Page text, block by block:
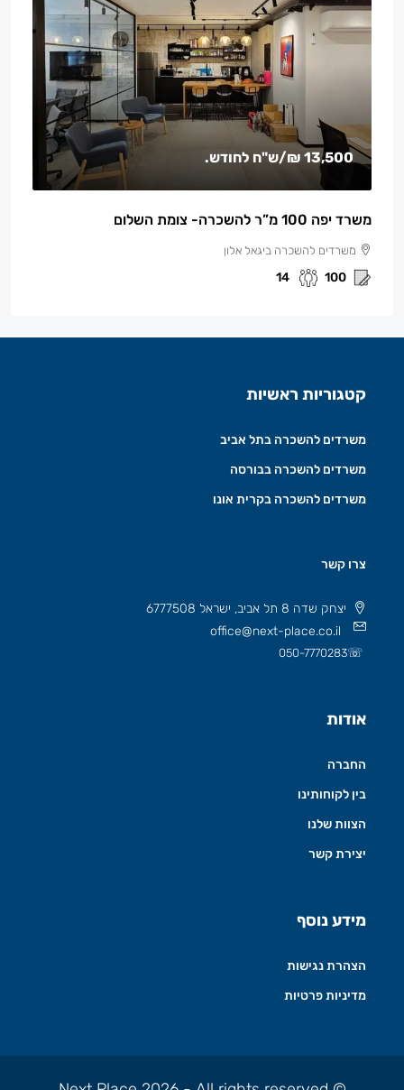
13,500 ₪ /ש"ח לחודש.
משרד יפה 100 מ”ר להשכרה- צומת השלום
משרדים להשכרה ביגאל אלון
100
14
קטגוריות ראשיות
משרדים להשכרה בתל אביב
משרדים להשכרה בבורסה
משרדים להשכרה בקרית אונו
צרו קשר
יצחק שדה 8 תל אביב, ישראל 6777508
office@next-place.co.il
☏
050-7770283
אודות
החברה
בין לקוחותינו
הצוות שלנו
יצירת קשר
מידע נוסף
הצהרת נגישות
מדיניות פרטיות